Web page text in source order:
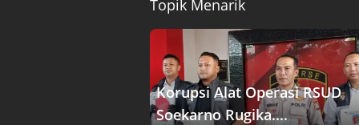
Topik Menarik
Korupsi Alat Operasi RSUD
Soekarno Rugika....